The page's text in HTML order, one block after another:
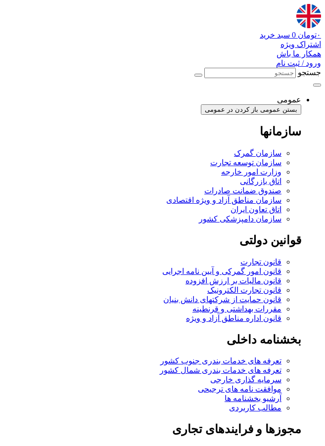
پرش
به
محتوا
۰تومان 0 سبد خرید
اشتراک ویژه
همکار ما باش
ورود / ثبت نام
جستجو
عمومی
بستن عمومی باز کردن در عمومی
سازمانها
سازمان گمرک
سازمان توسعه تجارت
وزارت امور خارجه
اتاق بازرگانی
صندوق ضمانت صادرات
سازمان مناطق آزاد و ویژه اقتصادی
اتاق تعاون ایران
سازمان دامپزشکی کشور
قوانین دولتی
قانون تجارت
قانون امور گمرکی و آیین نامه اجرایی
قانون مالیات بر ارزش افزوده
قانون تجارت الکترونیک
قانون حمایت از شرکتهای دانش بنیان
مقررات بهداشتی و قرنطینه
قانون اداره مناطق آزاد و ویژه
بخشنامه داخلی
تعرفه های خدمات بندری جنوب کشور
تعرفه های خدمات بندری شمال کشور
سرمایه گذاری خارجی
موافقت نامه های ترجیحی
آرشیو بخشنامه ها
مطالب کاربردی
مجوزها و فرایندهای تجاری